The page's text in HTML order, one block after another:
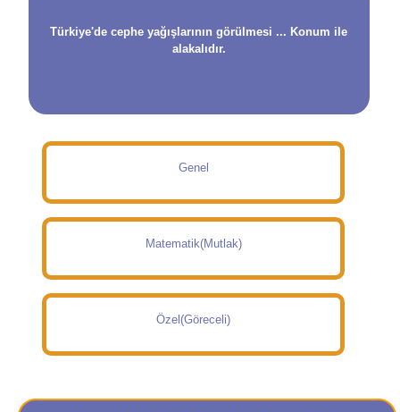
Türkiye'de cephe yağışlarının görülmesi ... Konum ile
alakalıdır.
Genel
Matematik(Mutlak)
Özel(Göreceli)